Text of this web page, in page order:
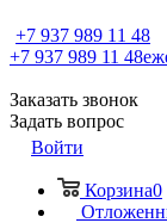
+7 937 989 11 48
+7 937 989 11 48
Заказать звонок
Задать вопрос
Войти
Корзина0